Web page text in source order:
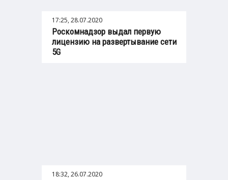
17:25, 28.07.2020
Роскомнадзор выдал первую
лицензию на развертывание сети
5G
18:32, 26.07.2020